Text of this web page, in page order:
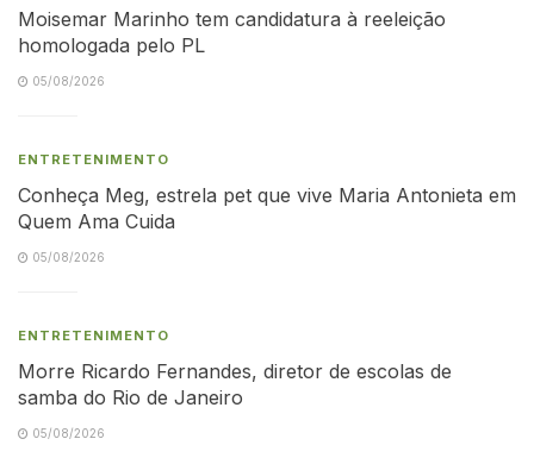
Moisemar Marinho tem candidatura à reeleição
homologada pelo PL
05/08/2026
ENTRETENIMENTO
Conheça Meg, estrela pet que vive Maria Antonieta em
Quem Ama Cuida
05/08/2026
ENTRETENIMENTO
Morre Ricardo Fernandes, diretor de escolas de
samba do Rio de Janeiro
05/08/2026